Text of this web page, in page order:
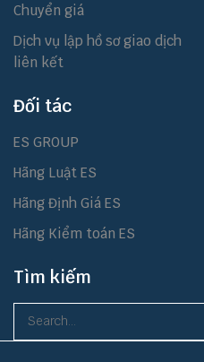
Chuyển giá
Dịch vụ lập hồ sơ giao dịch
liên kết
Đối tác
ES GROUP
Hãng Luật ES
Hãng Định Giá ES
Hãng Kiểm toán ES
Tìm kiếm